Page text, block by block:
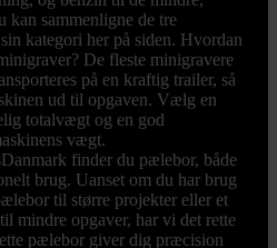
kan sammenligne de tre
kategori her på siden. Hvordan
De fleste minigravere
på en kraftig trailer, så
ud til opgaven. Vælg en
totalvægt og en god
vægt.
finder du pælebor, både
brug. Uanset om du har brug
til større projekter eller et
mindre opgaver, har vi det rette
pælebor giver dig præcision